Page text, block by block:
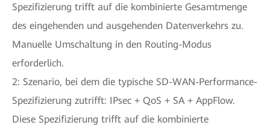
Spezifizierung trifft auf die kombinierte Gesamtmenge
des eingehenden und ausgehenden Datenverkehrs zu.
Manuelle Umschaltung in den Routing-Modus
erforderlich.
2: Szenario, bei dem die typische SD-WAN-Performance-
Spezifizierung zutrifft: IPsec + QoS + SA + AppFlow.
Diese Spezifizierung trifft auf die kombinierte